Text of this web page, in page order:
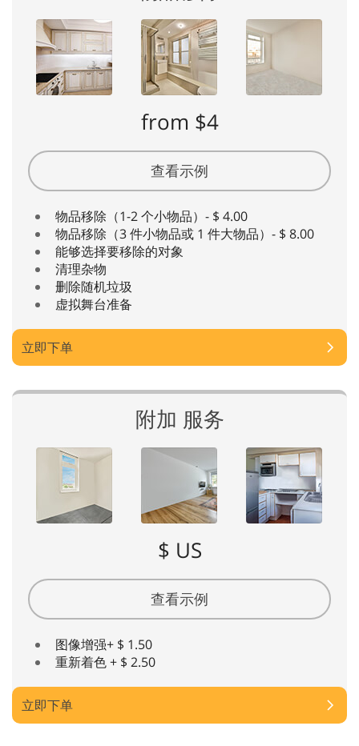
from $4
查看示例
物品移除（1-2 个小物品）- $ 4.00
物品移除（3 件小物品或 1 件大物品）- $ 8.00
能够选择要移除的对象
清理杂物
删除随机垃圾
虚拟舞台准备
立即下单
附加 服务
$ US
查看示例
图像增强+ $ 1.50
重新着色 + $ 2.50
立即下单